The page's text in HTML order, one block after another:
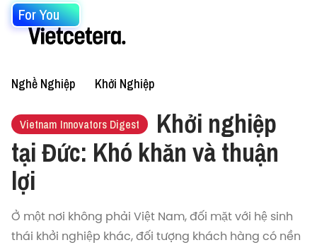
For You
Nghề Nghiệp Khởi Nghiệp
Vietnam Innovators Digest
Khởi nghiệp
tại Đức: Khó khăn và thuận
lợi
Ở một nơi không phải Việt Nam, đối mặt với hệ sinh
thái khởi nghiệp khác, đối tượng khách hàng có nền